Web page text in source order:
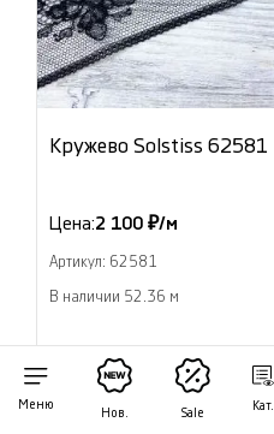
Меню
Нов. Sale
Кат.
Кружево Solstiss 62581
Цена:2 100 ₽/м
Артикул: 62581
В наличии 52.36 м